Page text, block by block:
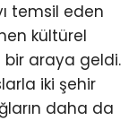
temsil eden
kültürel
bir araya geldi.
iki şehir
daha da